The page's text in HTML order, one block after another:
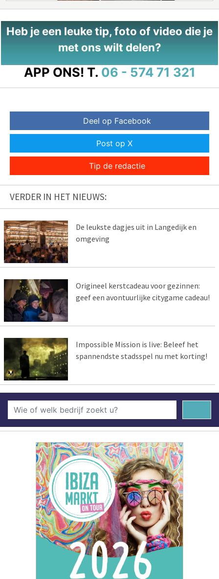
Heb je een leuke tip, foto of video die je
met ons wilt delen?
APP ONS! T. 06 - 574 71 321
Deel op Facebook
Post op X
Tip de redactie
VERDER IN HET NIEUWS:
De leukste dagjes uit in Langedijk en
omgeving
Origineel kerstcadeau voor gezinnen:
geef een avontuurlijke citygame cadeau!
Impossible Mission is live: Beleef het
spannendste stadsspel nu met korting!